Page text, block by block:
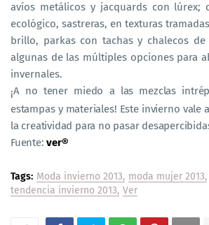
avíos metálicos y jacquards con lúrex;
ecológico, sastreras, en texturas
brillo, parkas con tachas y chalecos
algunas de las múltiples opciones para
invernales.
¡A no tener miedo a las mezclas
estampas y materiales! Este invierno vale
la creatividad para no pasar
Fuente:ver®
Tags: Moda invierno 2013 moda mujer 2013
tendencia invierno 2013 Ver